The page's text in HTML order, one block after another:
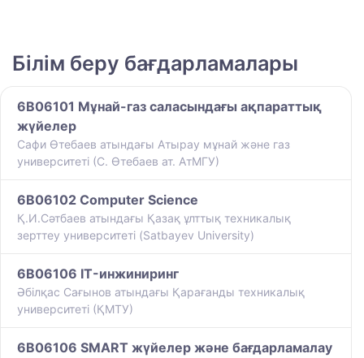
Білім беру бағдарламалары
6B06101 Мұнай-газ саласындағы ақпараттық
жүйелер
Сафи Өтебаев атындағы Атырау мұнай және газ
университеті (С. Өтебаев ат. АтМГУ)
6B06102 Computer Science
Қ.И.Сәтбаев атындағы Қазақ ұлттық техникалық
зерттеу университеті (Satbayev University)
6B06106 IT-инжиниринг
Әбілқас Сағынов атындағы Қарағанды техникалық
университеті (ҚМТУ)
6B06106 SMART жүйелер және бағдарламалау